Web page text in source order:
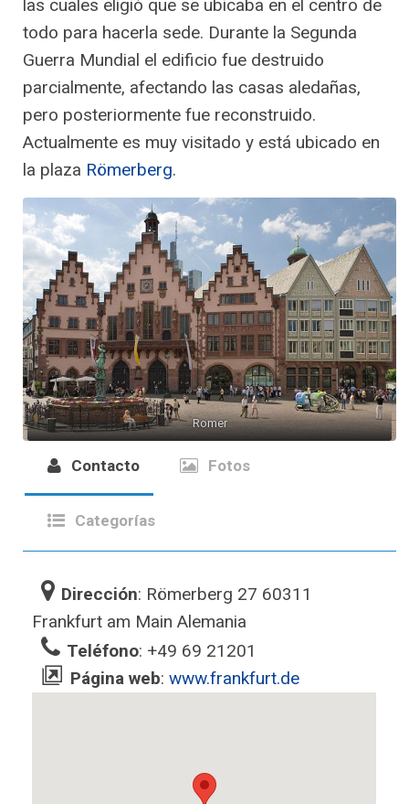
las cuales eligió que se ubicaba en el centro de
todo para hacerla sede. Durante la Segunda
Guerra Mundial el edificio fue destruido
parcialmente, afectando las casas aledañas,
pero posteriormente fue reconstruido.
Actualmente es muy visitado y está ubicado en
la plaza Römerberg.
Romer
Contacto Fotos
Categorías
Dirección: Römerberg 27 60311
Frankfurt am Main Alemania‎
Teléfono: +49 69 21201
Página web:www.frankfurt.de